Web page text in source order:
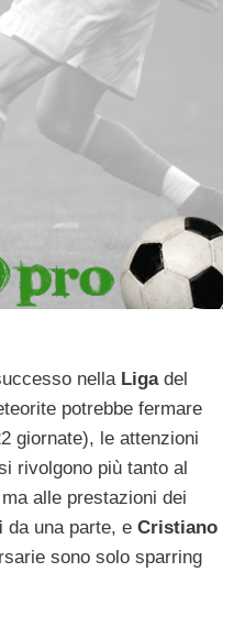
nella Liga del
potrebbe fermare
giornate), le attenzioni
rivolgono più tanto al
alle prestazioni dei
da una parte, e Cristiano
sono solo sparring